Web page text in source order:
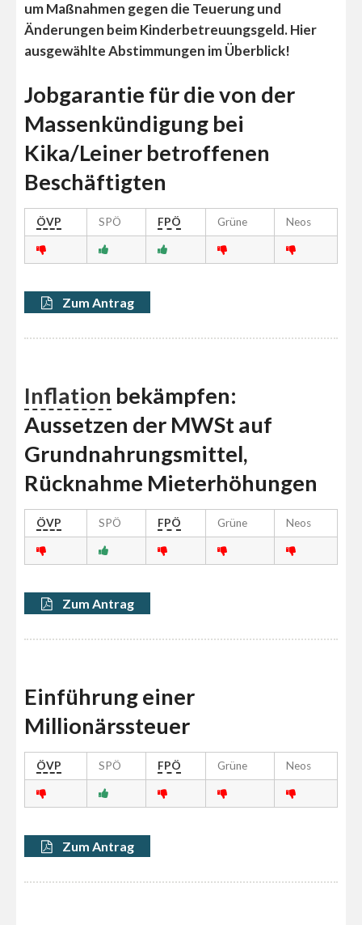
um Maßnahmen gegen die Teuerung und
Änderungen beim Kinderbetreuungsgeld. Hier
ausgewählte Abstimmungen im Überblick!
Jobgarantie für die von der
Massenkündigung bei
Kika/Leiner betroffenen
Beschäftigten
ÖVP SPÖ FPÖ Grüne Neos
Zum Antrag
Inflation bekämpfen:
Aussetzen der MWSt auf
Grundnahrungsmittel,
Rücknahme Mieterhöhungen
ÖVP SPÖ FPÖ Grüne Neos
Zum Antrag
Einführung einer
Millionärssteuer
ÖVP SPÖ FPÖ Grüne Neos
Zum Antrag